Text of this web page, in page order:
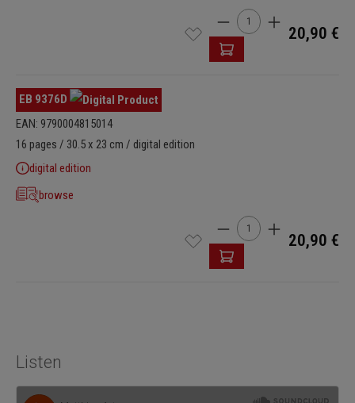
Cantidad del producto:
20,90 €
EB 9376D
EAN: 9790004815014
16 pages / 30.5 x 23 cm / digital edition
digital edition
browse
Cantidad del producto:
20,90 €
Listen